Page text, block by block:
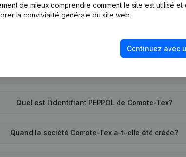
Quel est l'identifiant PEPPOL de Comote-Tex?
Quand la société Comote-Tex a-t-elle été créée?
de mieux comprendre comment le site est utilisé et
la convivialité générale du site web.
Continuez avec